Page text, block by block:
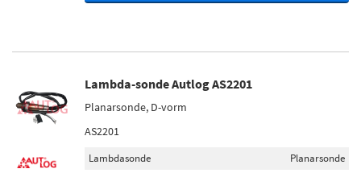
Lambda-sonde Autlog AS2201
Planarsonde, D-vorm
AS2201
Lambdasonde
Planarsonde